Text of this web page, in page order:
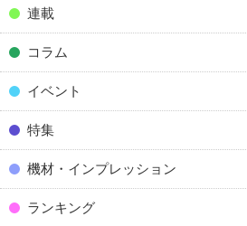
連載
コラム
イベント
特集
機材・インプレッション
ランキング